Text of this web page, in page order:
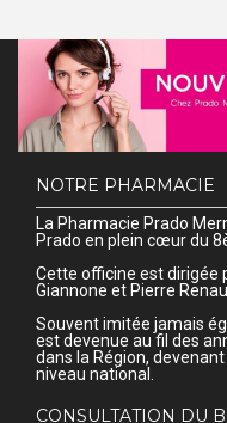
NOTRE PHARMACIE
La Pharmacie Prado
Prado en plein cœur du
Cette officine est dirigée
Giannone et Pierre
Souvent imitée jamais
est devenue au fil des
dans la Région,
niveau national.
CONSULTATION DU